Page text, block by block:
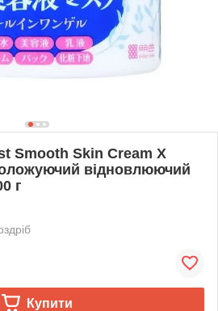
Smooth Skin Cream X
відновлюючий
г
Купити